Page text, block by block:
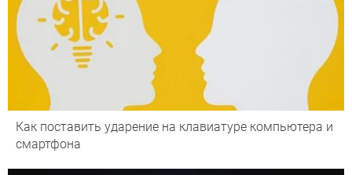
Как поставить ударение на клавиатуре компьютера и
смартфона